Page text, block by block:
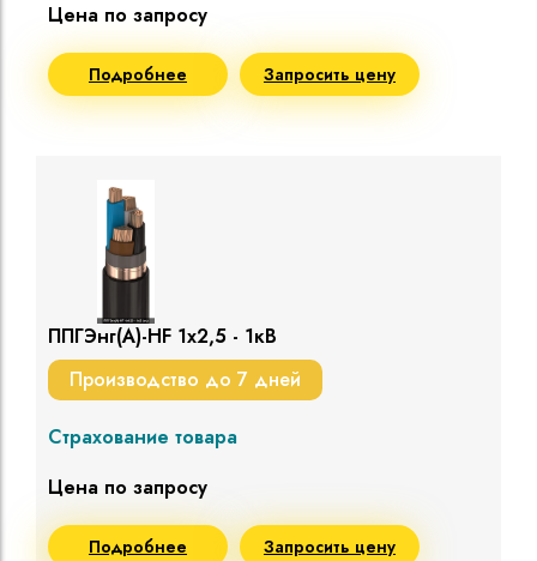
Цена по запросу
Подробнее Запросить цену
ППГЭнг(A)-HF 1х2,5 - 1кВ
Производство до 7 дней
Страхование товара
Цена по запросу
Подробнее Запросить цену